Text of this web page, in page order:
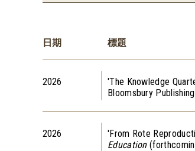
日期 標題
2026 'The Knowledge
Bloomsbury
2026
'From Rote
Education